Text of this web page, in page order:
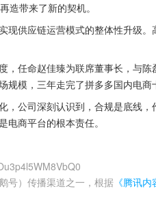
造带来了新的契机。
供应链运营模式的整体性升级
任命赵佳臻为联席董事长，与
模，三年走完了拼多多国内电商
公司深刻认识到，合规是底线
商平台的根本责任。
号）传播渠道之一，根据 《腾讯